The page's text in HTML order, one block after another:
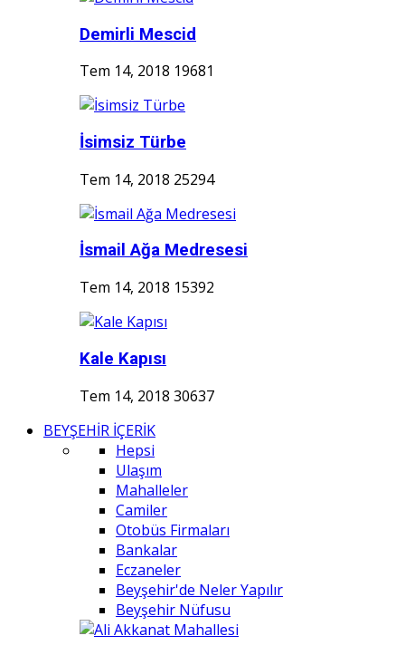
Demirli Mescid
Tem 14, 2018 19681
İsimsiz Türbe
Tem 14, 2018 25294
İsmail Ağa Medresesi
Tem 14, 2018 15392
Kale Kapısı
Tem 14, 2018 30637
BEYŞEHİR İÇERİK
Hepsi
Ulaşım
Mahalleler
Camiler
Otobüs Firmaları
Bankalar
Eczaneler
Beyşehir'de Neler Yapılır
Beyşehir Nüfusu